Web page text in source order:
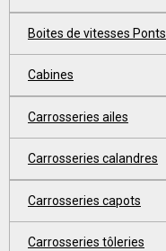
Boites de vitesses Ponts
Cabines
Carrosseries ailes
Carrosseries calandres
Carrosseries capots
Carrosseries tôleries